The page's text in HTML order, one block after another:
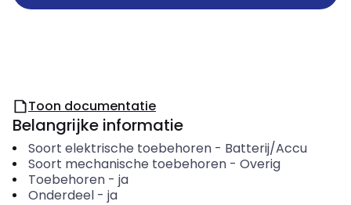
Toon documentatie
Belangrijke informatie
Soort elektrische toebehoren- Batterij/Accu
Soort mechanische toebehoren- Overig
Toebehoren- ja
Onderdeel- ja